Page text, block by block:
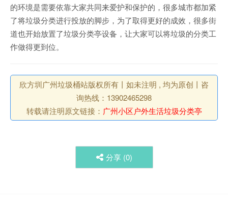
的环境是需要依靠大家共同来爱护和保护的，很多城市都加紧
了将垃圾分类进行投放的脚步，为了取得更好的成效，很多街
道也开始放置了垃圾分类亭设备，让大家可以将垃圾的分类工
作做得更到位。
欣方圳广州垃圾桶站版权所有丨如未注明 , 均为原创丨咨
询热线：13902465298
转载请注明原文链接： 广州小区户外生活垃圾分类亭
分享 (0)